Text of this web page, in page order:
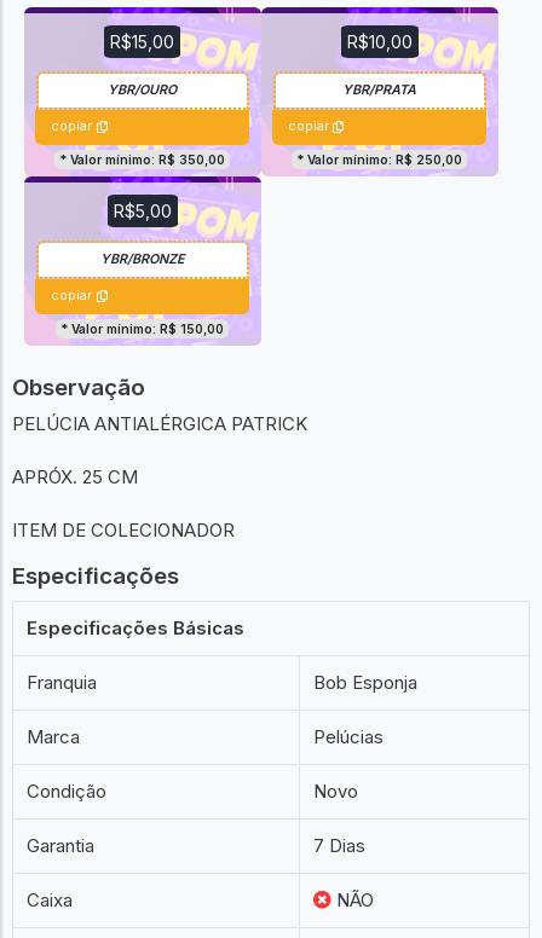
R$15,00
copiar
* Valor mínimo: R$ 350,00
R$10,00
copiar
* Valor mínimo: R$ 250,00
R$5,00
copiar
* Valor mínimo: R$ 150,00
Observação
PELÚCIA ANTIALÉRGICA PATRICK
APRÓX. 25 CM
ITEM DE COLECIONADOR
Especificações
Especificações Básicas
Franquia Bob Esponja
Marca Pelúcias
Condição Novo
Garantia 7 Dias
Caixa NÃO